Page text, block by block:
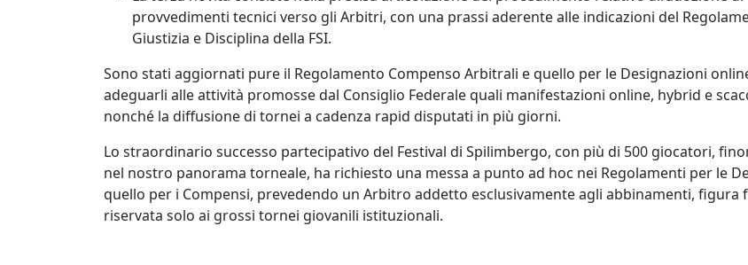
provvedimenti tecnici verso gli Arbitri, con una prassi aderente alle indicazioni del
Giustizia e Disciplina della FSI.
Sono stati aggiornati pure il Regolamento Compenso Arbitrali e quello per le Designazioni
adeguarli alle attività promosse dal Consiglio Federale quali manifestazioni online, hybrid e
nonché la diffusione di tornei a cadenza rapid disputati in più giorni.
Lo straordinario successo partecipativo del Festival di Spilimbergo, con più di 500 giocatori,
nel nostro panorama torneale, ha richiesto una messa a punto ad hoc nei Regolamenti per le
quello per i Compensi, prevedendo un Arbitro addetto esclusivamente agli abbinamenti, figura
riservata solo ai grossi tornei giovanili istituzionali.